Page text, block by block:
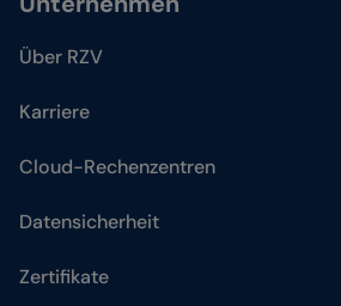
Über RZV
Karriere
Cloud-Rechenzentren
Datensicherheit
Zertifikate